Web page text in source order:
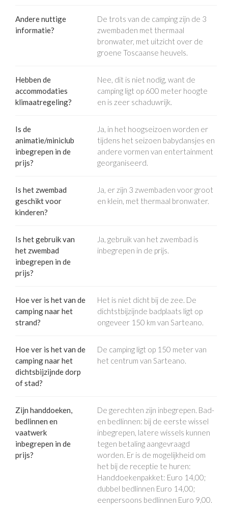
Andere nuttige
informatie?
De trots van de camping zijn de 3
zwembaden met thermaal
bronwater, met uitzicht over de
groene Toscaanse heuvels.
Hebben de
accommodaties
klimaatregeling?
Nee, dit is niet nodig, want de
camping ligt op 600 meter hoogte
en is zeer schaduwrijk.
Is de
animatie/miniclub
inbegrepen in de
prijs?
Ja, in het hoogseizoen worden er
tijdens het seizoen babydansjes en
andere vormen van entertainment
georganiseerd.
Is het zwembad
geschikt voor
kinderen?
Ja, er zijn 3 zwembaden voor groot
en klein, met thermaal bronwater.
Is het gebruik van
het zwembad
inbegrepen in de
prijs?
Ja, gebruik van het zwembad is
inbegrepen in de prijs.
Hoe ver is het van de
camping naar het
strand?
Het is niet dicht bij de zee. De
dichtstbijzijnde badplaats ligt op
ongeveer 150 km van Sarteano.
Hoe ver is het van de
camping naar het
dichtsbijzijnde dorp
of stad?
De camping ligt op 150 meter van
het centrum van Sarteano.
Zijn handdoeken,
bedlinnen en
vaatwerk
inbegrepen in de
prijs?
De gerechten zijn inbegrepen. Bad-
en bedlinnen: bij de eerste wissel
inbegrepen, latere wissels kunnen
tegen betaling aangevraagd
worden. Er is de mogelijkheid om
het bij de receptie te huren:
Handdoekenpakket: Euro 14,00;
dubbel bedlinnen Euro 14,00;
eenpersoons bedlinnen Euro 9,00.